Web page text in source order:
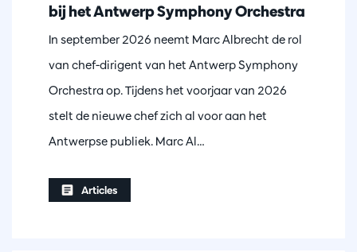
bij het Antwerp Symphony Orchestra
In september 2026 neemt Marc Albrecht de rol
van chef-dirigent van het Antwerp Symphony
Orchestra op. Tijdens het voorjaar van 2026
stelt de nieuwe chef zich al voor aan het
Antwerpse publiek. Marc Al…
Articles